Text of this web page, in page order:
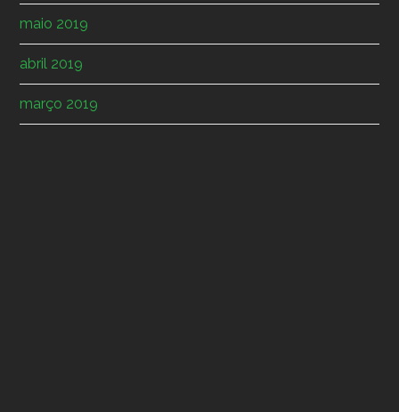
maio 2019
abril 2019
março 2019